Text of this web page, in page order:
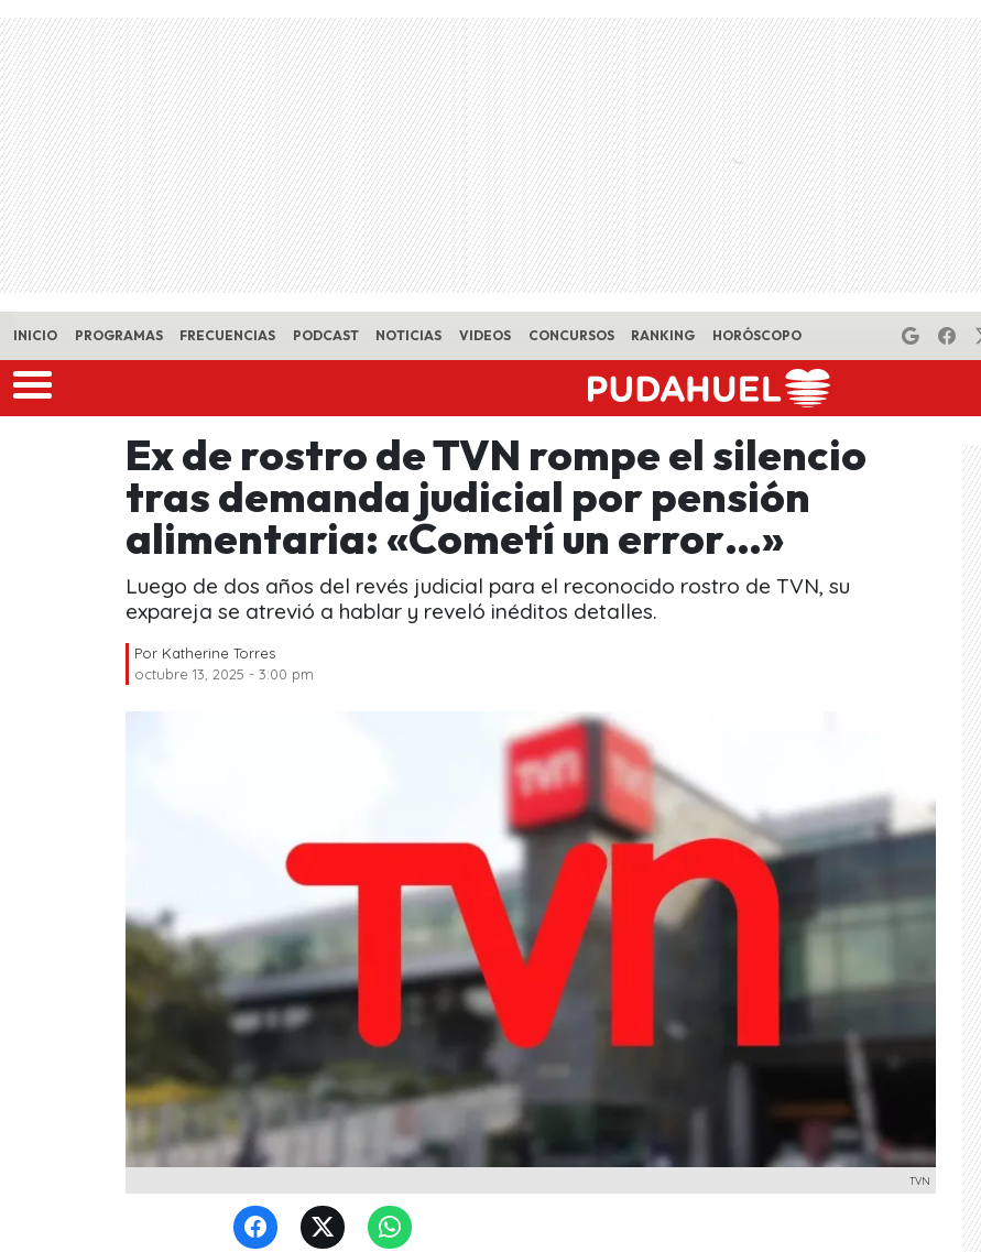
Skip to main content
INICIO PROGRAMAS FRECUENCIAS PODCAST NOTICIAS VIDEOS CONCURSOS RANKING HORÓSCOPO
Ex de rostro de TVN rompe el silencio
tras demanda judicial por pensión
alimentaria: «Cometí un error…»
Luego de dos años del revés judicial para el reconocido rostro de TVN, su
expareja se atrevió a hablar y reveló inéditos detalles.
Por Katherine Torres
octubre 13, 2025 - 3:00 pm
TVN